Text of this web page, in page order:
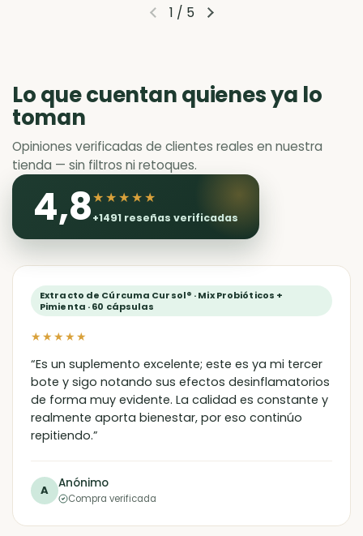
Diapositiva anteriorSiguiente diapositiva
1 / 5
Lo que cuentan quienes ya lo
toman
Opiniones verificadas de clientes reales en nuestra
tienda — sin filtros ni retoques.
4,8★★★★★
+1491 reseñas verificadas
Extracto de Cúrcuma Cursol® · Mix Probióticos +
Pimienta · 60 cápsulas
★★★★★
“Es un suplemento excelente; este es ya mi tercer
bote y sigo notando sus efectos desinflamatorios
de forma muy evidente. La calidad es constante y
realmente aporta bienestar, por eso continúo
repitiendo.”
A Anónimo
Compra verificada